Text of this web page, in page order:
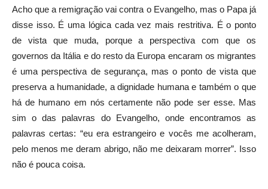
Acho que a remigração vai contra o Evangelho, mas o Papa já
disse isso. É uma lógica cada vez mais restritiva. É o ponto
de vista que muda, porque a perspectiva com que os
governos da Itália e do resto da Europa encaram os migrantes
é uma perspectiva de segurança, mas o ponto de vista que
preserva a humanidade, a dignidade humana e também o que
há de humano em nós certamente não pode ser esse. Mas
sim o das palavras do Evangelho, onde encontramos as
palavras certas: “eu era estrangeiro e vocês me acolheram,
pelo menos me deram abrigo, não me deixaram morrer”. Isso
não é pouca coisa.